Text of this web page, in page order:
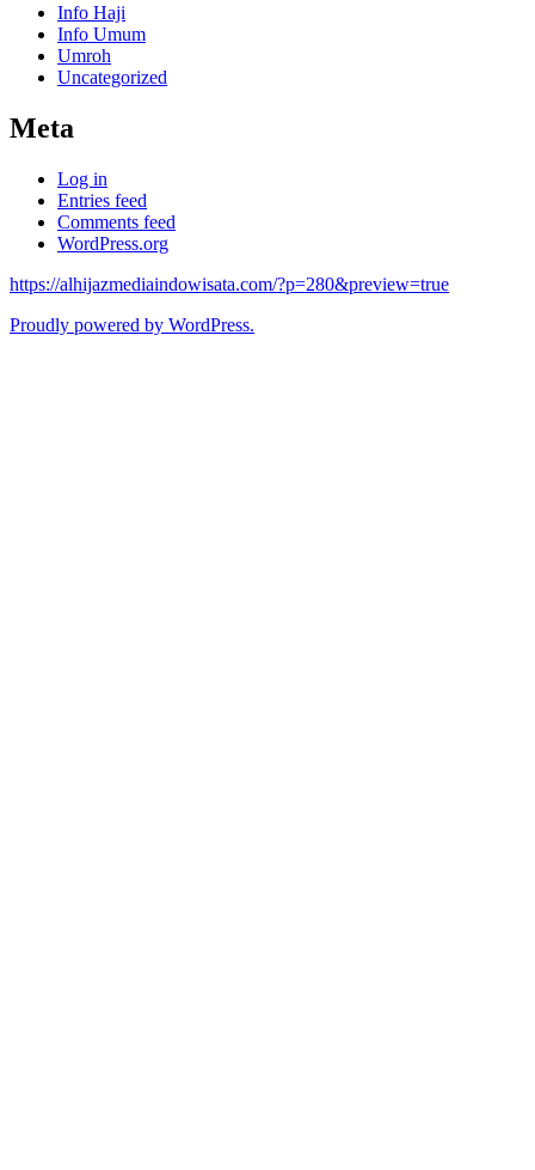
Info Haji
Info Umum
Umroh
Uncategorized
Meta
Log in
Entries feed
Comments feed
WordPress.org
https://alhijazmediaindowisata.com/?p=280&preview=true
Proudly powered by WordPress.